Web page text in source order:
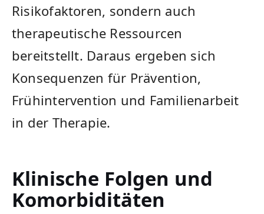
Risikofaktoren, sondern auch
therapeutische Ressourcen
bereitstellt. Daraus ergeben sich
Konsequenzen für Prävention,
Frühintervention und Familienarbeit
in der Therapie.
Klinische Folgen und
Komorbiditäten